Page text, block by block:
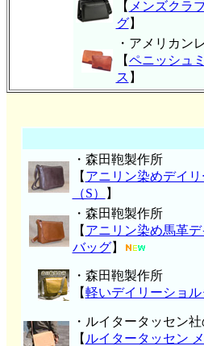
【 メンズクラ
グ】
・アメリカン
【ペニッシュ
ス 】
・森田鞄製作所
【 アニリン染めデイ
（S）
】
・森田鞄製作所
【 アニリン染め馬革
バッグ】
・森田鞄製作所
【軽いデイリーショル
・ルイタータッセン
【 ルイタータッセン